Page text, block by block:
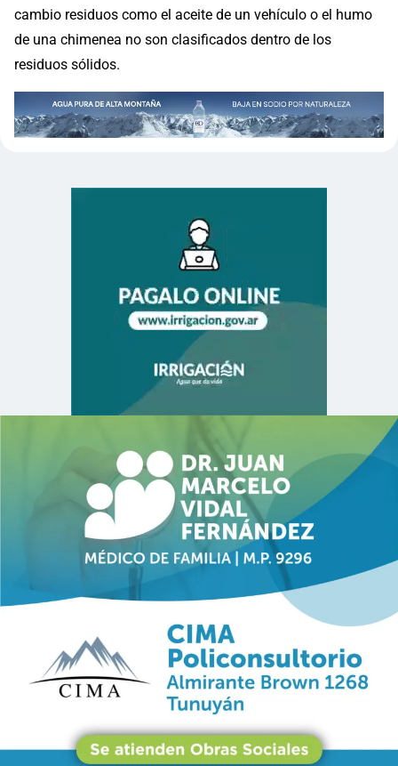
cambio residuos como el aceite de un vehículo o el humo
de una chimenea no son clasificados dentro de los
residuos sólidos.